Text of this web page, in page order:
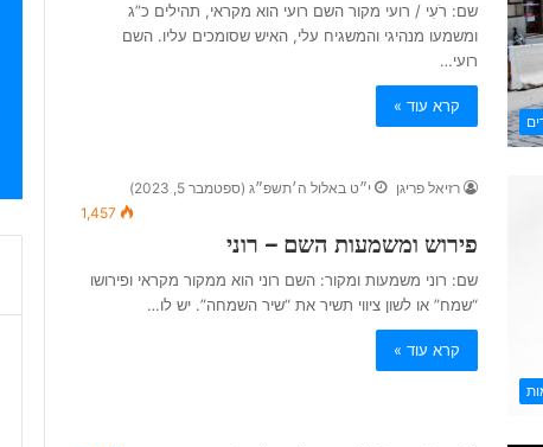
שם: רֹעִי / רועי מקור השם רועי הוא מקראי, תהילים כ”ג
ומשמעו מנהיגי והמשגיח עלי, האיש שסומכים עליו. השם
רועי…
קרא עוד »
רזיאל פריגן
י״ט באלול ה׳תשפ״ג (ספטמבר 5, 2023)
1,457
פירוש ומשמעות השם – רוני
שם: רוני משמעות ומקור: השם רוני הוא ממקור מקראי ופירושו
“שמח” או לשון ציווי תשיר את “שיר השמחה”. יש לו…
קרא עוד »